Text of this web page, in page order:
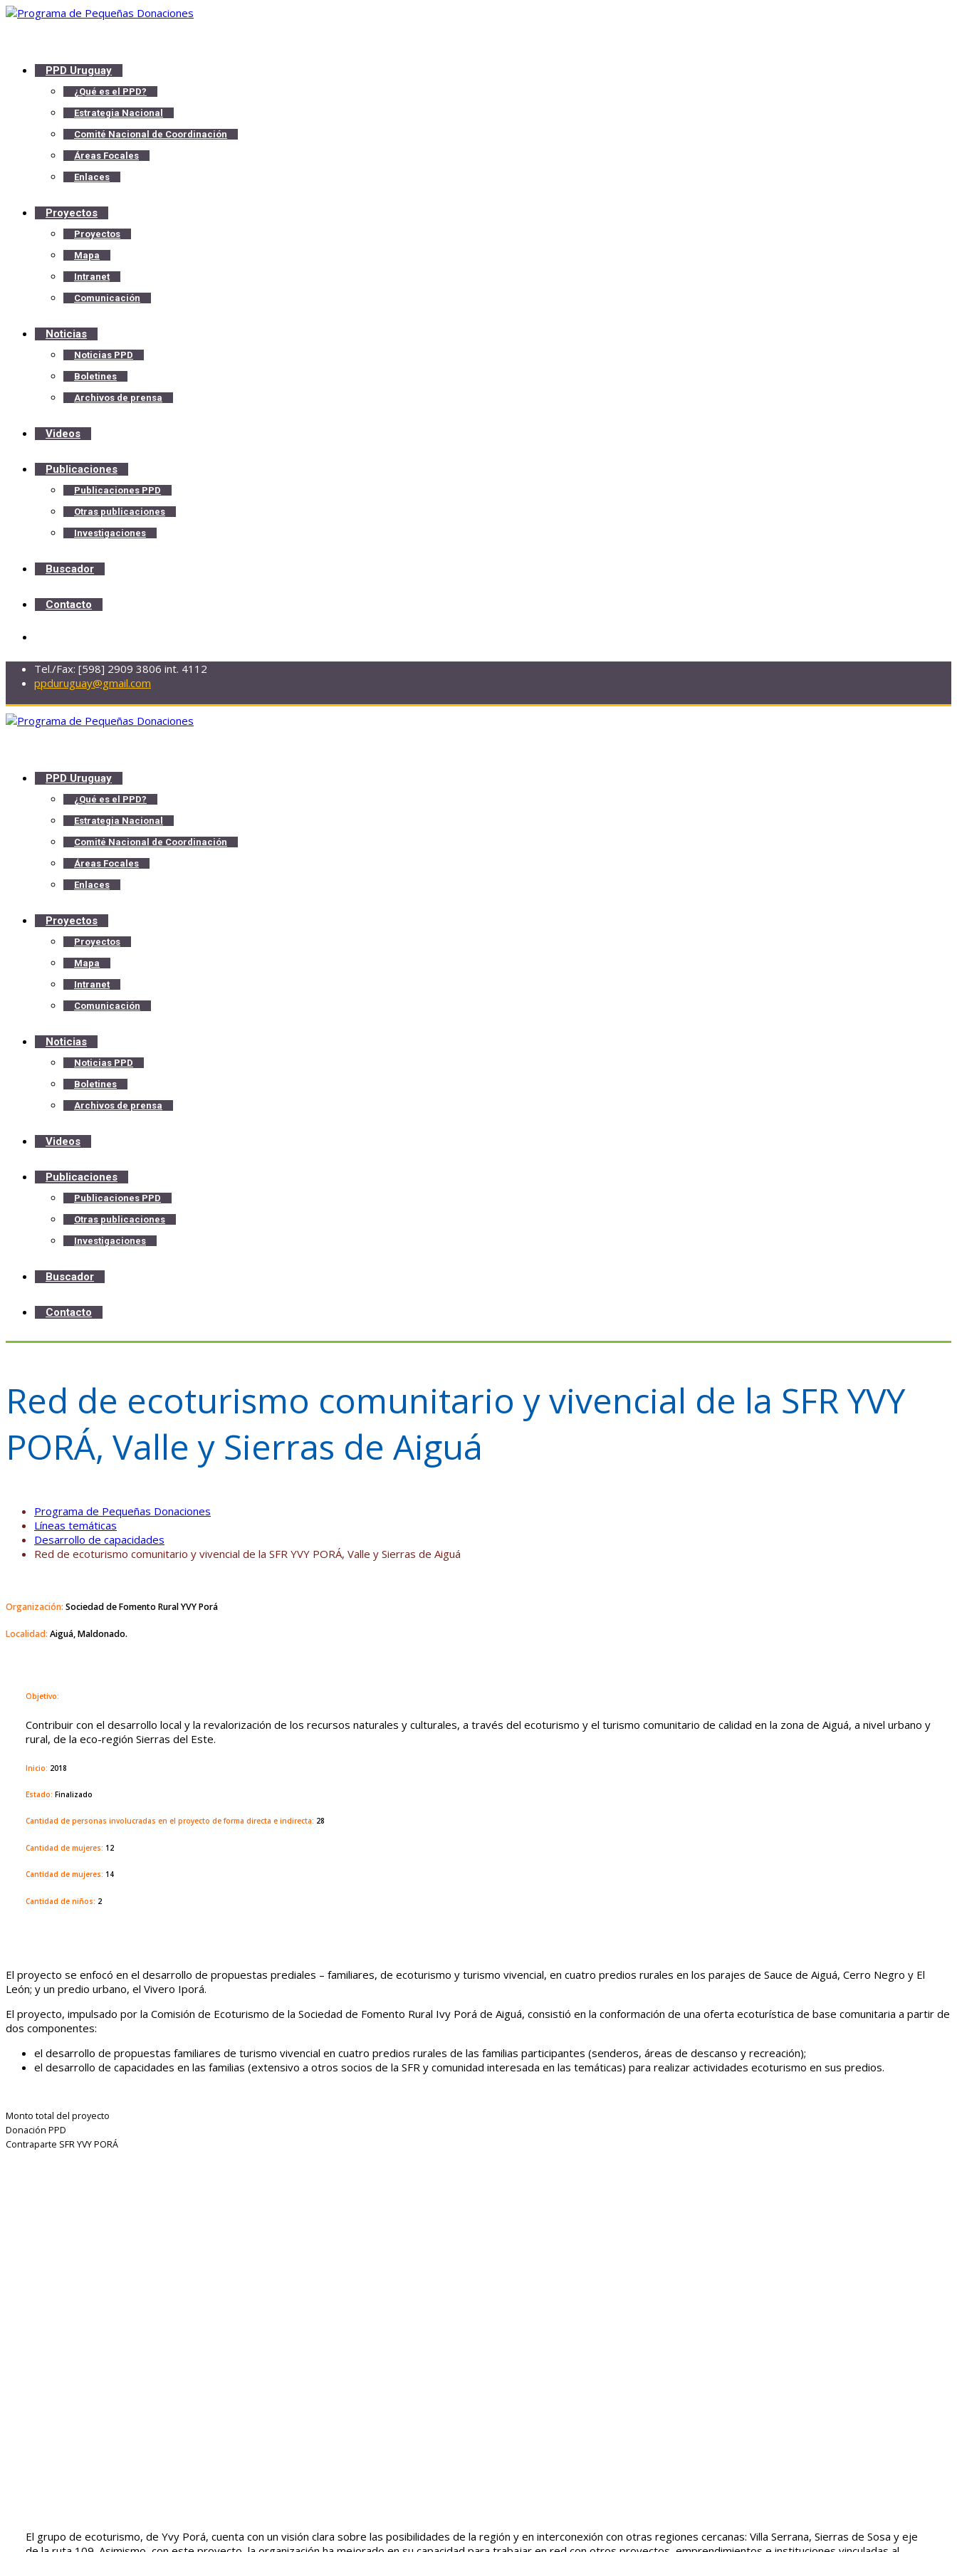
PPD Uruguay
¿Qué es el PPD?
Estrategia Nacional
Comité Nacional de Coordinación
Áreas Focales
Enlaces
Proyectos
Proyectos
Mapa
Intranet
Comunicación
Noticias
Noticias PPD
Boletines
Archivos de prensa
Videos
Publicaciones
Publicaciones PPD
Otras publicaciones
Investigaciones
Buscador
Contacto
Tel./Fax: [598] 2909 3806 int. 4112
ppduruguay@gmail.com
PPD Uruguay
¿Qué es el PPD?
Estrategia Nacional
Comité Nacional de Coordinación
Áreas Focales
Enlaces
Proyectos
Proyectos
Mapa
Intranet
Comunicación
Noticias
Noticias PPD
Boletines
Archivos de prensa
Videos
Publicaciones
Publicaciones PPD
Otras publicaciones
Investigaciones
Buscador
Contacto
Red de ecoturismo comunitario y vivencial de la SFR YVY
PORÁ, Valle y Sierras de Aiguá
Programa de Pequeñas Donaciones
Líneas temáticas
Desarrollo de capacidades
Red de ecoturismo comunitario y vivencial de la SFR YVY PORÁ, Valle y Sierras de Aiguá
Organización: Sociedad de Fomento Rural YVY Porá
Localidad: Aiguá, Maldonado.
Objetivo:
Contribuir con el desarrollo local y la revalorización de los recursos naturales y culturales, a través del ecoturismo y el turismo comunitario de calidad en la zona de Aiguá, a nivel urbano y
rural, de la eco-región Sierras del Este.
Inicio: 2018
Estado: Finalizado
Cantidad de personas involucradas en el proyecto de forma directa e indirecta: 28
Cantidad de mujeres: 12
Cantidad de mujeres: 14
Cantidad de niños: 2
El proyecto se enfocó en el desarrollo de propuestas prediales – familiares, de ecoturismo y turismo vivencial, en cuatro predios rurales en los parajes de Sauce de Aiguá, Cerro Negro y El
León; y un predio urbano, el Vivero Iporá.
El proyecto, impulsado por la Comisión de Ecoturismo de la Sociedad de Fomento Rural Ivy Porá de Aiguá, consistió en la conformación de una oferta ecoturística de base comunitaria a partir de
dos componentes:
el desarrollo de propuestas familiares de turismo vivencial en cuatro predios rurales de las familias participantes (senderos, áreas de descanso y recreación);
el desarrollo de capacidades en las familias (extensivo a otros socios de la SFR y comunidad interesada en las temáticas) para realizar actividades ecoturismo en sus predios.
Monto total del proyecto
Donación PPD
Contraparte SFR YVY PORÁ
El grupo de ecoturismo, de Yvy Porá, cuenta con un visión clara sobre las posibilidades de la región y en interconexión con otras regiones cercanas: Villa Serrana, Sierras de Sosa y eje